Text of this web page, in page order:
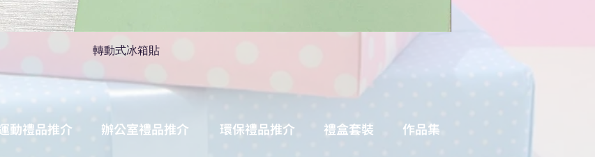
轉動式冰箱貼
動禮品推介 辦公室禮品推介 環保禮品推介 禮盒套裝 作品集